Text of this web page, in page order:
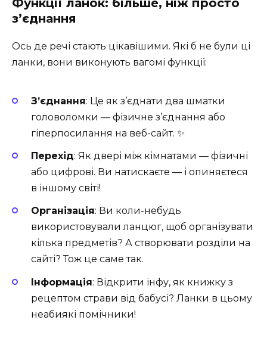
з’єднання
Ось де речі стають цікавішими. Які б не були ці
ланки, вони виконують вагомі функції:
З’єднання: Це як з’єднати два шматки
головоломки — фізичне з’єднання або
гіперпосилання на веб-сайт. ✨
Перехід: Як двері між кімнатами — фізичні
або цифрові. Ви натискаєте — і опиняєтеся
в іншому світі!
Організація: Ви коли-небудь
використовували ланцюг, щоб організувати
кілька предметів? А створювати розділи на
сайті? Тож це саме так.
Інформація: Відкрити інфу, як книжку з
рецептом страви від бабусі? Ланки в цьому
неабиякі помічники!